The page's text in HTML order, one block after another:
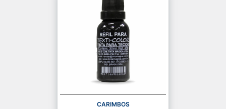
CARIMBOS